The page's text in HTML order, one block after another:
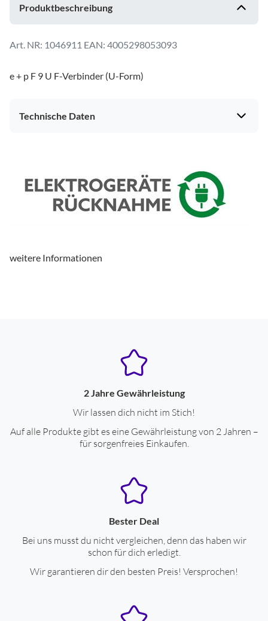
Produktbeschreibung
1046911 EAN: 4005298053093
e + p F 9 U F-Verbinder (U-Form)
Technische Daten
weitere Informationen
2 Jahre Gewährleistung
Wir lassen dich nicht im Stich!
Auf alle Produkte gibt es eine Gewährleistung von 2 Jahren –
für sorgenfreies Einkaufen.
Bester Deal
Bei uns musst du nicht vergleichen, denn das haben wir
schon für dich erledigt.
Wir garantieren dir den besten Preis! Versprochen!